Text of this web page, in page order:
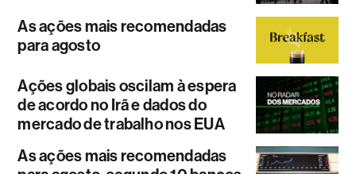
As ações mais recomendadas
para agosto
Ações globais oscilam à espera
de acordo no Irã e dados do
mercado de trabalho nos EUA
As ações mais recomendadas